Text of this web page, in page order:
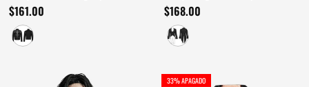
Hombre con Hebillas y Cremallera
$161.00
volantes estilo victoriano para
hombre
$168.00
33% APAGADO